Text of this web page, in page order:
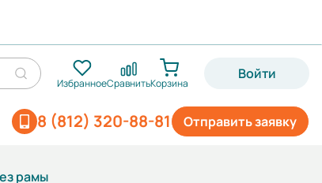
ИзбранноеСравнитьКорзина
Войти
Отправить заявку
8 (812) 320-88-81
рамы